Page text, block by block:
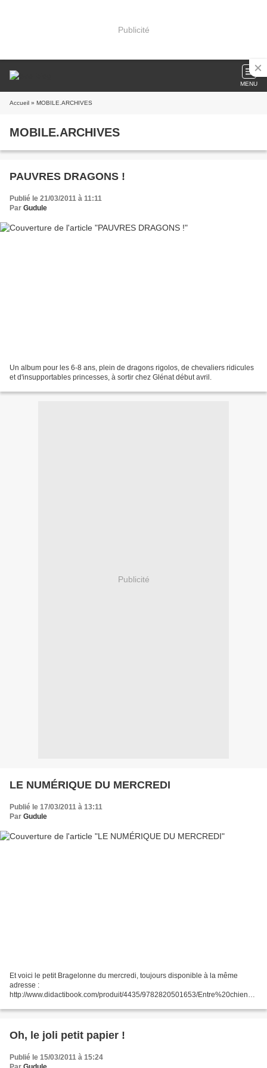
Publicité
MENU
Accueil » MOBILE.ARCHIVES
MOBILE.ARCHIVES
PAUVRES DRAGONS !
Publié le 21/03/2011 à 11:11
Par Gudule
Un album pour les 6-8 ans, plein de dragons rigolos, de chevaliers ridicules
et d'insupportables princesses, à sortir chez Glénat début avril.
Publicité
LE NUMÉRIQUE DU MERCREDI
Publié le 17/03/2011 à 13:11
Par Gudule
Et voici le petit Bragelonne du mercredi, toujours disponible à la même
adresse :
http://www.didactibook.com/produit/4435/9782820501653/Entre%20chien%
Oh, le joli petit papier !
Publié le 15/03/2011 à 15:24